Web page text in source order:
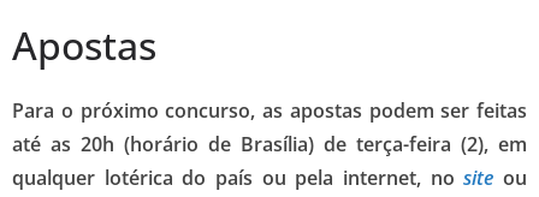
Apostas
Para o próximo concurso, as apostas podem ser feitas
até as 20h (horário de Brasília) de terça-feira (2), em
qualquer lotérica do país ou pela internet, nosite ou